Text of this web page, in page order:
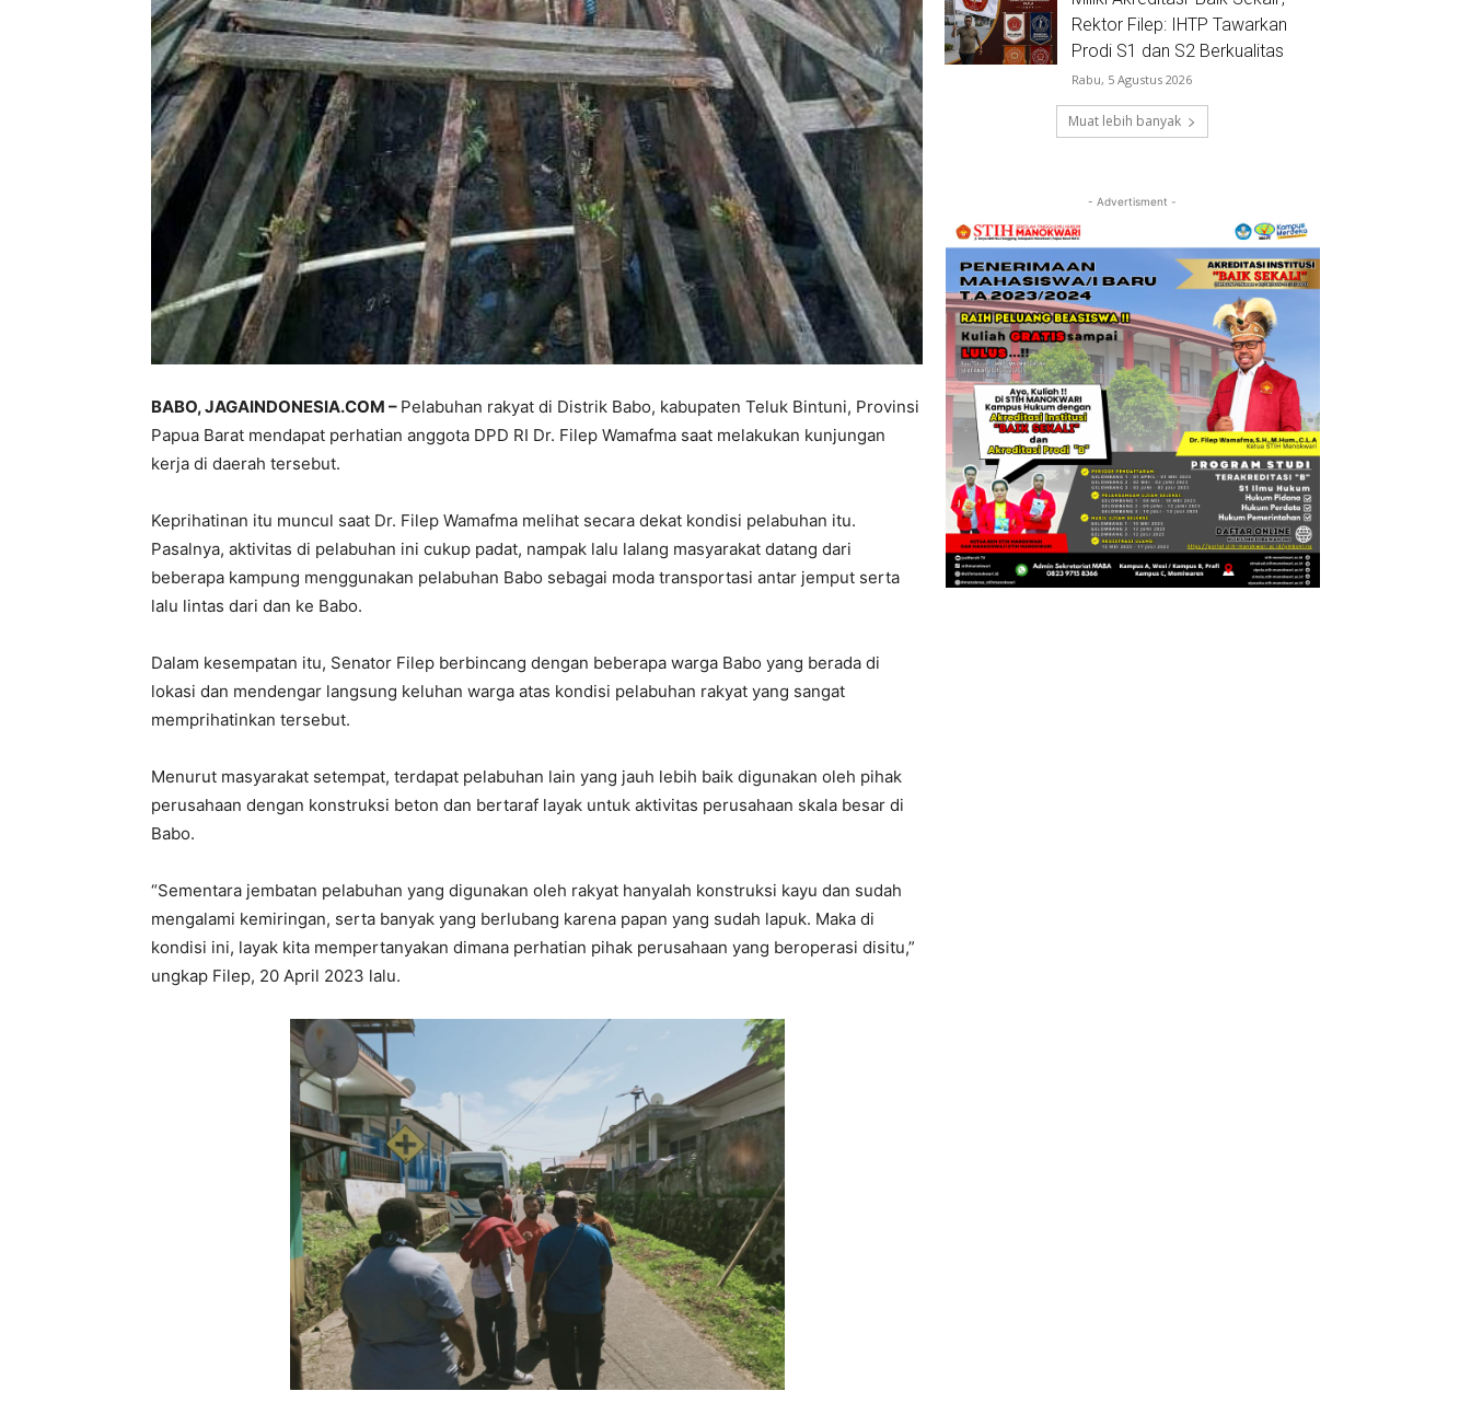
BABO, JAGAINDONESIA.COM – Pelabuhan rakyat di Distrik Babo, kabupaten Teluk Bintuni, Provinsi
Papua Barat mendapat perhatian anggota DPD RI Dr. Filep Wamafma saat melakukan kunjungan
kerja di daerah tersebut.
Keprihatinan itu muncul saat Dr. Filep Wamafma melihat secara dekat kondisi pelabuhan itu.
Pasalnya, aktivitas di pelabuhan ini cukup padat, nampak lalu lalang masyarakat datang dari
beberapa kampung menggunakan pelabuhan Babo sebagai moda transportasi antar jemput serta
lalu lintas dari dan ke Babo.
Dalam kesempatan itu, Senator Filep berbincang dengan beberapa warga Babo yang berada di
lokasi dan mendengar langsung keluhan warga atas kondisi pelabuhan rakyat yang sangat
memprihatinkan tersebut.
Menurut masyarakat setempat, terdapat pelabuhan lain yang jauh lebih baik digunakan oleh pihak
perusahaan dengan konstruksi beton dan bertaraf layak untuk aktivitas perusahaan skala besar di
Babo.
“Sementara jembatan pelabuhan yang digunakan oleh rakyat hanyalah konstruksi kayu dan sudah
mengalami kemiringan, serta banyak yang berlubang karena papan yang sudah lapuk. Maka di
kondisi ini, layak kita mempertanyakan dimana perhatian pihak perusahaan yang beroperasi disitu,”
ungkap Filep, 20 April 2023 lalu.
Rektor Filep: IHTP Tawarkan
Prodi S1 dan S2 Berkualitas
Rabu, 5 Agustus 2026
Muat lebih banyak
- Advertisment -